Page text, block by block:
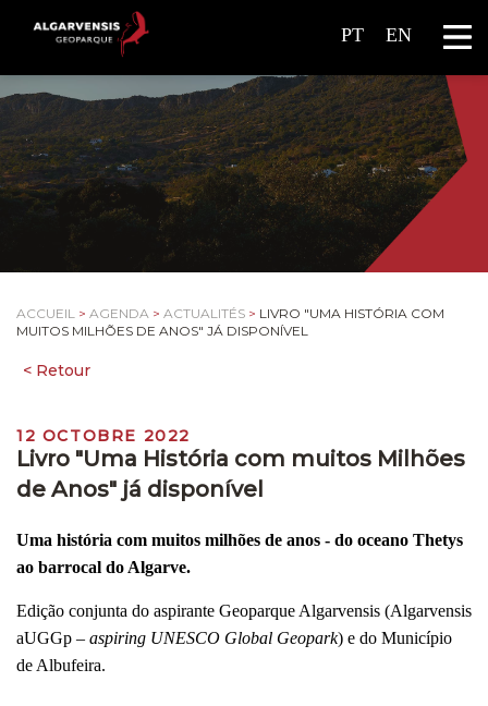
PT EN
ACCUEIL > AGENDA > ACTUALITÉS > LIVRO "UMA HISTÓRIA COM
MUITOS MILHÕES DE ANOS" JÁ DISPONÍVEL
12 OCTOBRE 2022
Livro "Uma História com muitos Milhões
de Anos" já disponível
Uma história com muitos milhões de anos - do oceano Thetys
ao barrocal do Algarve.
Edição conjunta do aspirante Geoparque Algarvensis (Algarvensis
aUGGp – aspiring UNESCO Global Geopark) e do Município
de Albufeira.